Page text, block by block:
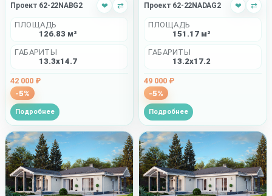
Проект 62-22NABG2 ❤ ⇄
ПЛОЩАДЬ
126.83 м²
ГАБАРИТЫ
13.3x14.7
42 000 ₽
-5%
Подробнее
Проект 62-22NADAG2 ❤ ⇄
ПЛОЩАДЬ
151.17 м²
ГАБАРИТЫ
13.2x17.2
49 000 ₽
-5%
Подробнее